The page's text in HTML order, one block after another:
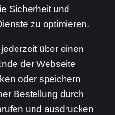
Sicherheit und
zu optimieren.
über einen
der Webseite
oder speichern
Bestellung durch
und ausdrucken